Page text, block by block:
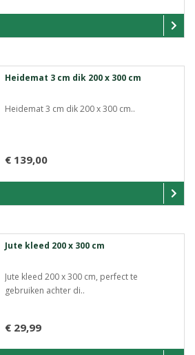
Heidemat 3 cm dik 200 x 300 cm
Heidemat 3 cm dik 200 x 300 cm..
€ 139,00
Jute kleed 200 x 300 cm
Jute kleed 200 x 300 cm, perfect te
gebruiken achter di..
€ 29,99